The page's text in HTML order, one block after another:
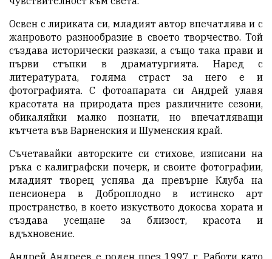
Освен с лириката си, младият автор впечатлява и с
жанровото разнообразие в своето творчество. Той
създава исторически разкази, а също така прави и
първи стъпки в драматургията. Наред с
литературата, голяма страст за него е и
фотографията. С фотоапарата си Андрей улавя
красотата на природата през различните сезони,
обикаляйки малко познати, но впечатляващи
кътчета във Варненския и Шуменския край.
Съчетавайки авторските си стихове, изписани на
ръка с калиграфски почерк, и своите фотографии,
младият творец успява да превърне Клуба на
пенсионера в Доброплодно в истинско арт
пространство, в което изкуството докосва хората и
създава усещане за близост, красота и
вдъхновение.
Андрей Андреев е роден през 1997 г. Работи като